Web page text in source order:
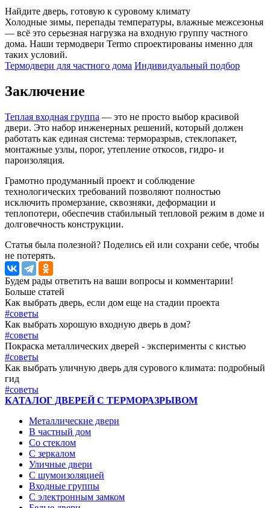
Найдите дверь, готовую к суровому климату
Холодные зимы, перепады температуры, влажные межсезонья
— всё это серьезная нагрузка на входную группу частного
дома. Наши термодвери Termo спроектированы именно для
таких условий.
Термодвери для частного дома Индивидуальный подбор
Заключение
Теплая входная группа — это не просто выбор красивой
двери. Это набор инженерных решений, который должен
работать как единая система: терморазрыв, стеклопакет,
монтажные узлы, порог, утепление откосов, гидро- и
пароизоляция.
Грамотно продуманный проект и соблюдение
технологических требований позволяют полностью
исключить промерзание, сквозняки, деформации и
теплопотери, обеспечив стабильный тепловой режим в доме и
долговечность конструкции.
Статья была полезной? Поделись ей или сохрани себе, чтобы
не потерять.
Будем рады ответить на ваши вопросы и комментарии!
Больше статей
Как выбрать дверь, если дом еще на стадии проекта
#советы
Как выбрать хорошую входную дверь в дом?
#советы
Покраска металлических дверей - эксперименты с кистью
#советы
Как выбрать уличную дверь для сурового климата: подробный
гид
#советы
КАТАЛОГ ДВЕРЕЙ С ТЕРМОРАЗРЫВОМ
Металлические двери
В частный дом
Со стеклом
С зеркалом
Уличные двери
С шумоизоляцией
Входные группы
С электронным замком